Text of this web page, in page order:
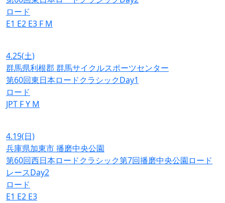
ロード
E1 E2 E3 F M
4.25(土)
群馬県利根郡 群馬サイクルスポーツセンター
第60回東日本ロードクラシックDay1
ロード
JPT FY M
4.19(日)
兵庫県加東市 播磨中央公園
第60回西日本ロードクラシック第7回播磨中央公園ロード
レースDay2
ロード
E1 E2 E3